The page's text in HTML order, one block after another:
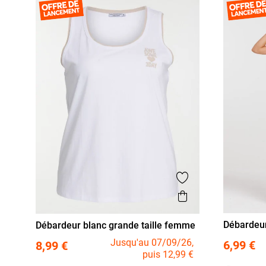
Ajouter aux
Aperçu rapide
XL
Débardeur blanc grande taille femme
8,99 €
Jusqu'au 07/09/26,
puis 12,99 €
S M
6,99 €